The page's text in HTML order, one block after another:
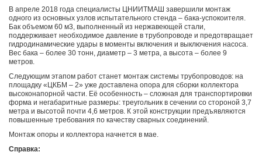
В апреле 2018 года специалисты ЦНИИТМАШ завершили монтаж
одного из основных узлов испытательного стенда – бака-успокоителя.
Бак объемом 60 м3, выполненный из нержавеющей стали,
поддерживает необходимое давление в трубопроводе и предотвращает
гидродинамические удары в моменты включения и выключения насоса.
Вес бака – более 30 тонн, диаметр – 3 метра, а высота – более 9
метров.
Следующим этапом работ станет монтаж системы трубопроводов: на
площадку «ЦКБМ – 2» уже доставлена опора для сборки коллектора
высоконапорной части. Её особенность – сложная для транспортировки
форма и негабаритные размеры: треугольник в сечении со стороной 3,7
метра и высотой почти 4,6 метров. К этой конструкции предъявляются
повышенные требования по качеству сварных соединений.
Монтаж опоры и коллектора начнется в мае.
Справка: